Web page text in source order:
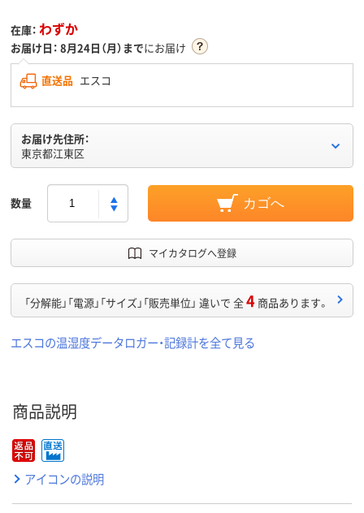
在庫： わずか
お届け日： 8月24日（月）までにお届け
直送品 エスコ
お届け先住所：
東京都江東区
数量 カゴへ
マイカタログへ登録
「分解能」「電源」「サイズ」「販売単位」 違いで 全4 商品あります。
エスコの温湿度データロガー・記録計を全て見る
商品説明
アイコンの説明